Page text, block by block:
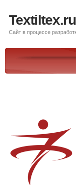
Textiltex.ru
Сайт в процессе